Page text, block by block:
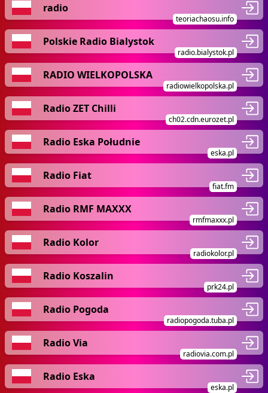
radio
teoriachaosu.info
Polskie Radio Bialystok
radio.bialystok.pl
RADIO WIELKOPOLSKA
radiowielkopolska.pl
Radio ZET Chilli
ch02.cdn.eurozet.pl
Radio Eska Południe
eska.pl
Radio Fiat
fiat.fm
Radio RMF MAXXX
rmfmaxxx.pl
Radio Kolor
radiokolor.pl
Radio Koszalin
prk24.pl
Radio Pogoda
radiopogoda.tuba.pl
Radio Via
radiovia.com.pl
Radio Eska
eska.pl